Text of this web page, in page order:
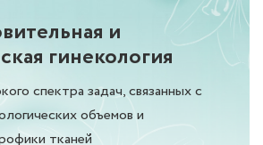
и
гинекология
спектра задач, связанных с
объемов и
тканей